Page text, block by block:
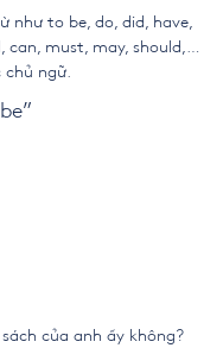
như to be, do, did, have,
must, may, should,…
ngữ.
của anh ấy không?